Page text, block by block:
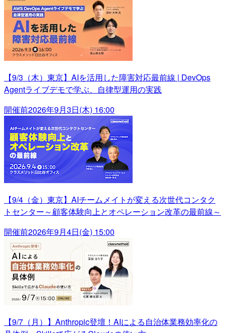
【9/3（木）東京】AIを活用した障害対応最前線 | DevOps
Agentライブデモで学ぶ、自律型運用の実践
開催前2026年9月3日(木) 16:00
【9/4（金）東京】AIチームメイトが変える次世代コンタク
トセンター～顧客体験向上とオペレーション改革の最前線～
開催前2026年9月4日(金) 15:00
【9/7（月）】Anthropic登壇！AIによる自治体業務効率化の